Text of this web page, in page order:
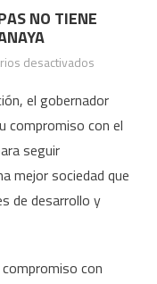
NO TIENE
desactivadosen
CON
NO
TIENE
VILLARREAL
el gobernador
compromiso con el
seguir
mejor sociedad que
de desarrollo y
con